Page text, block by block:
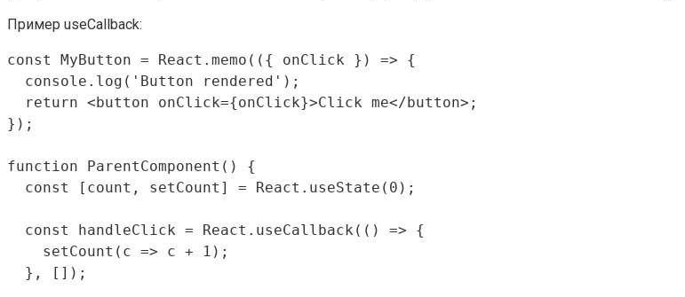
Пример useCallback:
const MyButton = React.memo(({ onClick }) => {
  console.log('Button rendered');
  return <button onClick={onClick}>Click me</button>;
});
function ParentComponent() {
  const [count, setCount] = React.useState(0);
  const handleClick = React.useCallback(() => {
    setCount(c => c + 1);
  }, []);